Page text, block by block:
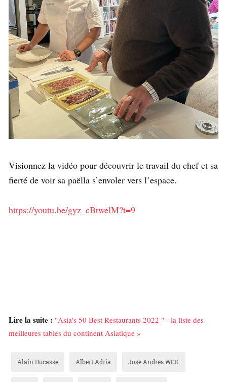
Visionnez la vidéo pour découvrir le travail du chef et sa
fierté de voir sa paëlla s’envoler vers l’espace.
https://youtu.be/gyz_cBtwelM?t=9
Lire la suite : "Asia's 50 Best Restaurants 2022 " - la liste des
meilleures tables du continent Asiatique »
Alain Ducasse Albert Adria José Andrès WCK